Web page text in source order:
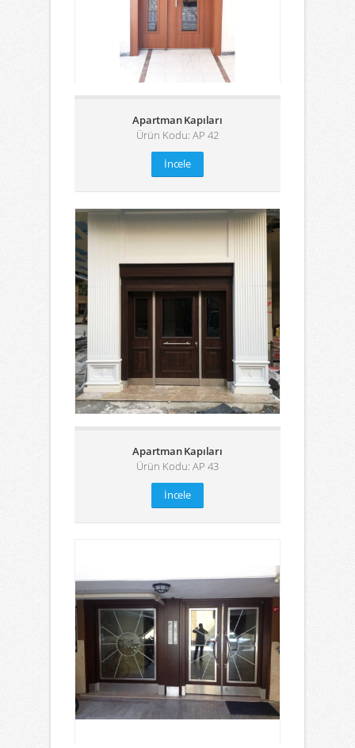
Apartman Kapıları
Ürün Kodu: AP 42
İncele
Apartman Kapıları
Ürün Kodu: AP 43
İncele